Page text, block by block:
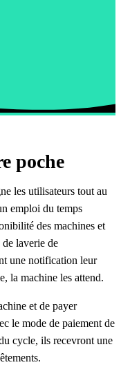
poche
les utilisateurs tout au
emploi du temps
des machines et
de laverie de
une notification leur
la machine les attend.
et de payer
le mode de paiement de
cycle, ils recevront une